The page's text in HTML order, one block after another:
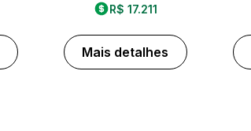
R$ 17.211
Mais detalhes